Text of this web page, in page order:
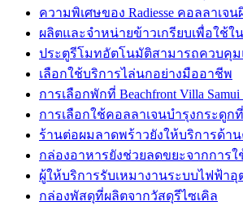
ความพิเศษของ Radiesse คอลลาเจ
ผลิตและจำหน่ายข้าวเกรียบเพื่อใช้ใ
ประตูรีโมทอัตโนมัติสามารถควบคุ
เลือกใช้บริการไล่นกอย่างมืออาชีพ
การเลือกพักที่ Beachfront Villa
การเลือกใช้คอลลาเจนบำรุงกระดู
ร้านต่อผมลาดพร้าวยังให้บริการด้า
กล่องอาหารยังช่วยลดขยะจากกา
ผู้ให้บริการรับเหมางานระบบไฟฟ้าอุ
กล่องพัสดุที่ผลิตจากวัสดุรีไซเคิล